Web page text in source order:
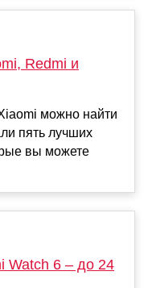
Redmi и
можно найти
пять лучших
вы можете
Watch 6 – до 24